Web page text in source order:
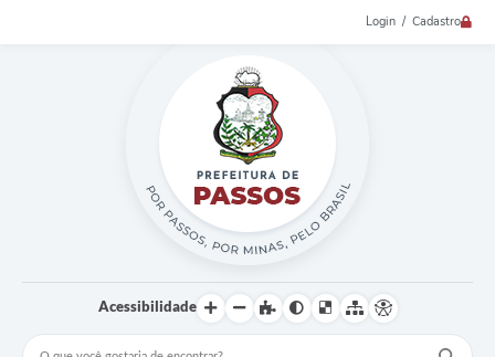
Login / Cadastro
Acessibilidade